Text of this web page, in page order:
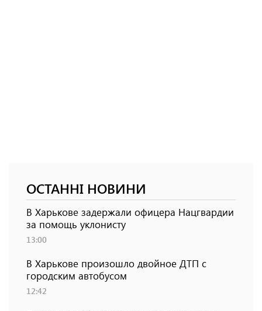
ОСТАННІ НОВИНИ
В Харькове задержали офицера Нацгвардии
за помощь уклонисту
13:00
В Харькове произошло двойное ДТП с
городским автобусом
12:42